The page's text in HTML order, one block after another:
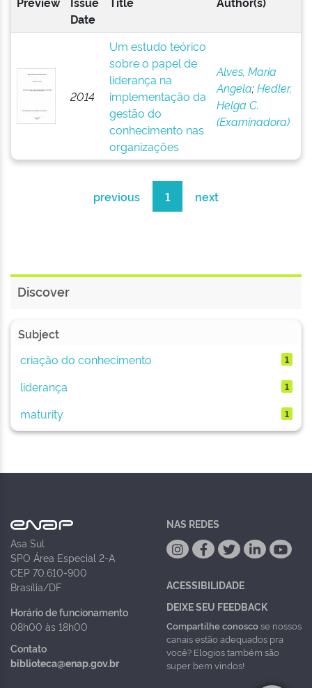
Date
2014
Um estudo teórico
sobre o papel de
liderança na
implementação da
gestão do
conhecimento nas
organizações
Alves, Maria
Angela;Hedler,
Helga C.
(Examinadora)
previous 1 next
Discover
Subject
criação do conhecimento
1
liderança 1
maturity 1
Asa Sul
SPO Área Especial 2-A
CEP 70.610-900
Brasília/DF
Horário de funcionamento
08h00 às 18h00
Contato
biblioteca@enap.gov.br
NAS REDES
ACESSIBILIDADE
DEIXE SEU FEEDBACK
Compartilhe conoscose nossos
canais estão adequados pra
você? Elogios também são
super bem vindos!